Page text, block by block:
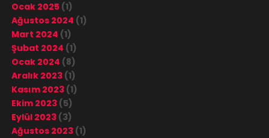
Ocak 2025(1)
Ağustos 2024 (1)
Mart 2024 (1)
Şubat 2024 (1)
Ocak 2024 (8)
Aralık 2023(1)
Kasım 2023(1)
Ekim 2023(5)
Eylül 2023(3)
Ağustos 2023(1)